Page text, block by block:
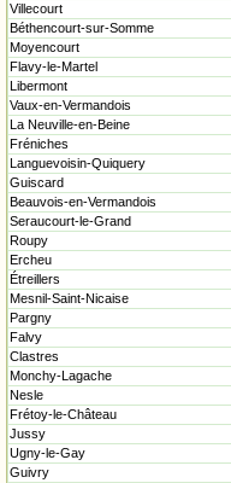
Villecourt
Béthencourt-sur-Somme
Moyencourt
Flavy-le-Martel
Libermont
Vaux-en-Vermandois
La Neuville-en-Beine
Fréniches
Languevoisin-Quiquery
Guiscard
Beauvois-en-Vermandois
Seraucourt-le-Grand
Roupy
Ercheu
Étreillers
Mesnil-Saint-Nicaise
Pargny
Falvy
Clastres
Monchy-Lagache
Nesle
Frétoy-le-Château
Jussy
Ugny-le-Gay
Guivry